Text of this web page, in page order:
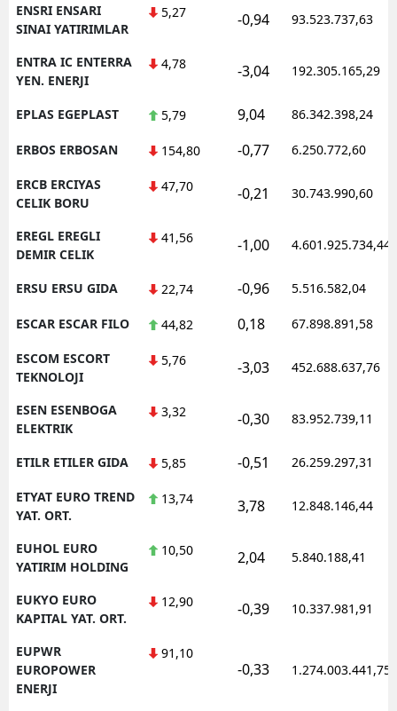
ENSRI ENSARI
SINAI YATIRIMLAR
5,27 -0,94 93.523.737,63
ENTRA IC ENTERRA
YEN. ENERJI
4,78 -3,04 192.305.165,29
EPLAS EGEPLAST 5,79 9,04 86.342.398,24
ERBOS ERBOSAN 154,80 -0,77 6.250.772,60
ERCB ERCIYAS
CELIK BORU
47,70 -0,21 30.743.990,60
EREGL EREGLI
DEMIR CELIK
41,56 -1,00 4.601.925.734,44
ERSU ERSU GIDA 22,74 -0,96 5.516.582,04
ESCAR ESCAR FILO 44,82 0,18 67.898.891,58
ESCOM ESCORT
TEKNOLOJI
5,76 -3,03 452.688.637,76
ESEN ESENBOGA
ELEKTRIK
3,32 -0,30 83.952.739,11
ETILR ETILER GIDA 5,85 -0,51 26.259.297,31
ETYAT EURO TREND
YAT. ORT.
13,74 3,78 12.848.146,44
EUHOL EURO
YATIRIM HOLDING
10,50 2,04 5.840.188,41
EUKYO EURO
KAPITAL YAT. ORT.
12,90 -0,39 10.337.981,91
EUPWR
EUROPOWER
ENERJI
91,10
-0,33 1.274.003.441,75